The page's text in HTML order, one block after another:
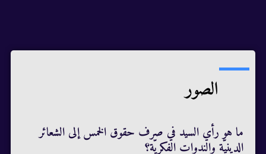
الصور
ما هو رأي السيد في صرف حقوق الخمس إلى الشعائر
الدينيّة والندوات الفكريّة؟